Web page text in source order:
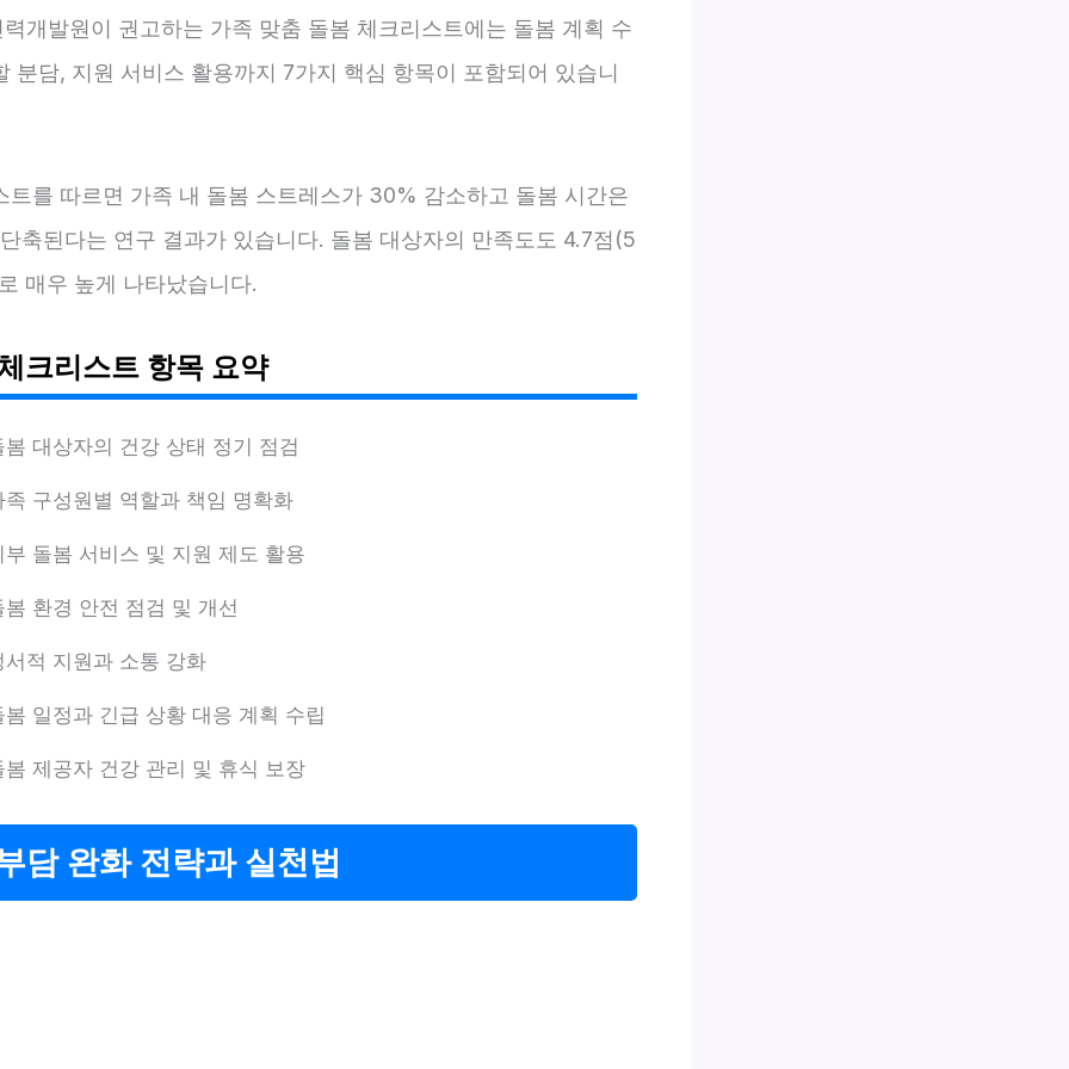
개발원이 권고하는 가족 맞춤 돌봄 체크리스트에는 돌봄 계획 수
분담, 지원 서비스 활용까지 7가지 핵심 항목이 포함되어 있습니
트를 따르면 가족 내 돌봄 스트레스가 30% 감소하고 돌봄 시간은
축된다는 연구 결과가 있습니다. 돌봄 대상자의 만족도도 4.7점(5
매우 높게 나타났습니다.
크리스트 항목 요약
봄 대상자의 건강 상태 정기 점검
족 구성원별 역할과 책임 명확화
부 돌봄 서비스 및 지원 제도 활용
봄 환경 안전 점검 및 개선
서적 지원과 소통 강화
봄 일정과 긴급 상황 대응 계획 수립
봄 제공자 건강 관리 및 휴식 보장
담 완화 전략과 실천법